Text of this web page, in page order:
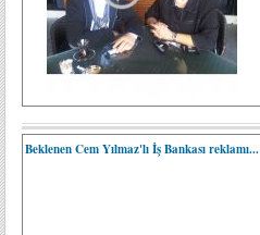
Beklenen Cem Yılmaz'lı İş Bankası reklamı...